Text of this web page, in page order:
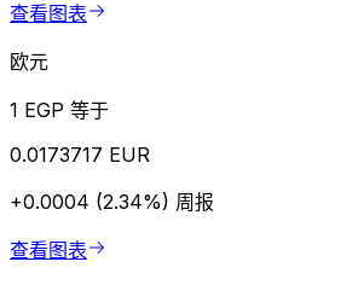
查看图表
欧元
1 EGP 等于
0.0173717 EUR
+0.0004 (2.34%) 周报
查看图表